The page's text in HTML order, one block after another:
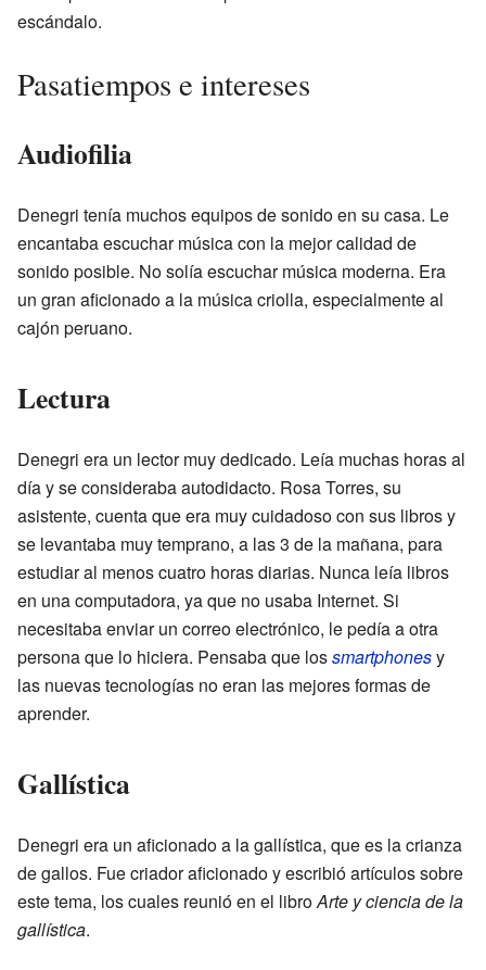
escándalo.
Pasatiempos e intereses
Audiofilia
Denegri tenía muchos equipos de sonido en su casa. Le
encantaba escuchar música con la mejor calidad de
sonido posible. No solía escuchar música moderna. Era
un gran aficionado a la música criolla, especialmente al
cajón peruano.
Lectura
Denegri era un lector muy dedicado. Leía muchas horas al
día y se consideraba autodidacto. Rosa Torres, su
asistente, cuenta que era muy cuidadoso con sus libros y
se levantaba muy temprano, a las 3 de la mañana, para
estudiar al menos cuatro horas diarias. Nunca leía libros
en una computadora, ya que no usaba Internet. Si
necesitaba enviar un correo electrónico, le pedía a otra
persona que lo hiciera. Pensaba que lossmartphonesy
las nuevas tecnologías no eran las mejores formas de
aprender.
Gallística
Denegri era un aficionado a la gallística, que es la crianza
de gallos. Fue criador aficionado y escribió artículos sobre
este tema, los cuales reunió en el libroArte y ciencia de la
gallística.